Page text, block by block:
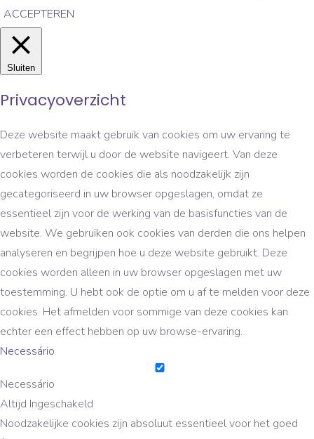
ACCEPTEREN
Sluiten
Privacyoverzicht
Deze website maakt gebruik van cookies om uw ervaring te
verbeteren terwijl u door de website navigeert. Van deze
cookies worden de cookies die als noodzakelijk zijn
gecategoriseerd in uw browser opgeslagen, omdat ze
essentieel zijn voor de werking van de basisfuncties van de
website. We gebruiken ook cookies van derden die ons helpen
analyseren en begrijpen hoe u deze website gebruikt. Deze
cookies worden alleen in uw browser opgeslagen met uw
toestemming. U hebt ook de optie om u af te melden voor deze
cookies. Het afmelden voor sommige van deze cookies kan
echter een effect hebben op uw browse-ervaring.
Necessário
Necessário
Altijd Ingeschakeld
Noodzakelijke cookies zijn absoluut essentieel voor het goed